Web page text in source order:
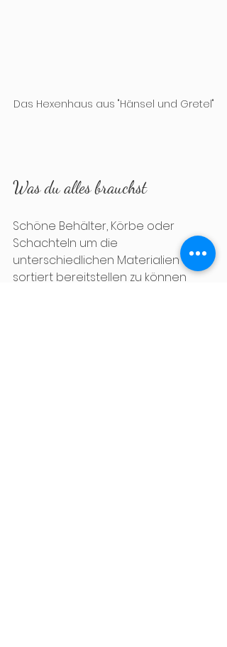
Das Hexenhaus aus "Hänsel und Gretel"
Was du alles brauchst
Schöne Behälter, Körbe oder
Schachteln um die
unterschiedlichen Materialien
sortiert bereitstellen zu können